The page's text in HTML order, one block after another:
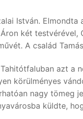
István.
két testvérével,
A család
azt a
körülményes
nagy tömeg
küldte,